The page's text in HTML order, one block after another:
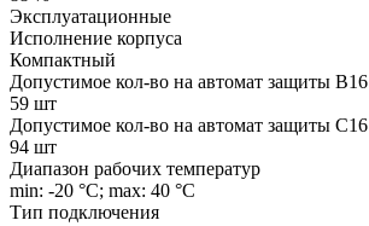
Эксплуатационные
Исполнение корпуса
Компактный
Допустимое кол-во на автомат защиты B16
59 шт
Допустимое кол-во на автомат защиты C16
94 шт
Диапазон рабочих температур
min: -20 °C; max: 40 °C
Тип подключения